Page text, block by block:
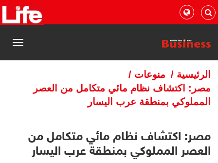
القائمة
الرئيسية / منوعات /
مصر: اكتشاف نظام مائي متكامل من العصر
المملوكي بمنطقة عرب اليسار
مصر: اكتشاف نظام مائي متكامل من
العصر المملوكي بمنطقة عرب اليسار